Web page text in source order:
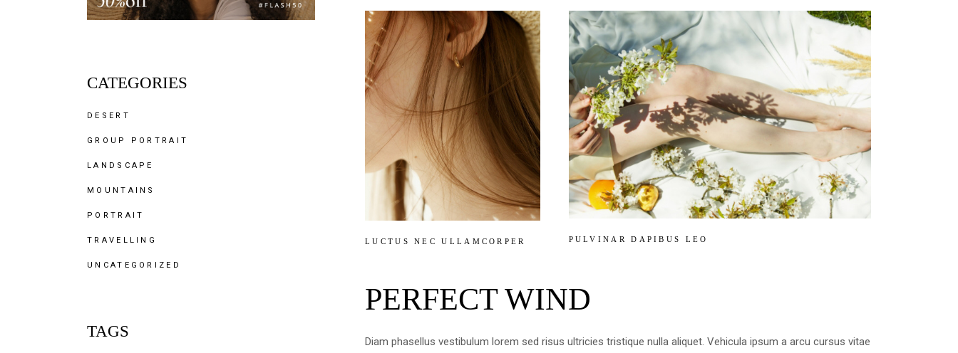
LUCTUS NEC ULLAMCORPER PULVINAR DAPIBUS LEO
PERFECT WIND
Diam phasellus vestibulum lorem sed risus ultricies tristique nulla aliquet. Vehicula ipsum a arcu cursus vitae
CATEGORIES
DESERT
GROUP PORTRAIT
LANDSCAPE
MOUNTAINS
PORTRAIT
TRAVELLING
UNCATEGORIZED
TAGS